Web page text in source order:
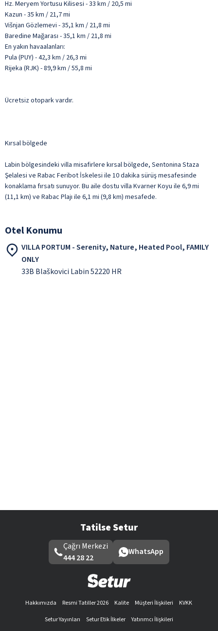
Hz. Meryem Yortusu Kilisesi - 33 km / 20,5 mi
Kazun - 35 km / 21,7 mi
Višnjan Gözlemevi - 35,1 km / 21,8 mi
Baredine Mağarası - 35,1 km / 21,8 mi
En yakın havaalanları:
Pula (PUY) - 42,3 km / 26,3 mi
Rijeka (RJK) - 89,9 km / 55,8 mi
Ücretsiz otopark vardır.
Kırsal bölgede
Labin bölgesindeki villa misafirlere kırsal bölgede, Sentonina Staza
Şelalesi ve Rabac Feribot İskelesi ile 10 dakika sürüş mesafesinde
konaklama fırsatı sunuyor. Bu aile dostu villa Kvarner Koyu ile 6,9 mi
(11,1 km) ve Rabac Plajı ile 6,1 mi (9,8 km) mesafede.
Otel Konumu
VILLA PORTUM - Serenity, Nature, Heated Pool, FAMILY
ONLY
33B Blaškovici Labin 52220 HR
Tatilse Setur
Çağrı Merkezi
444 28 22
WhatsApp
Hakkımızda Resmi Tatiller 2026 Kalite Müşteri İlişkileri
KVKK
Setur Yayınları
Setur Etik İlkeler
Yatırımcı İlişkileri